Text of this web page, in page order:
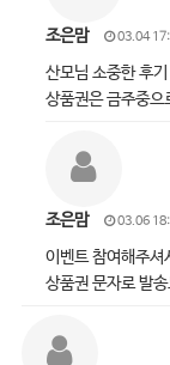
조은맘 03.04
산모님 소중한 후
상품권은 금주중으
조은맘 03.06
이벤트 참여해주셔
상품권 문자로 발